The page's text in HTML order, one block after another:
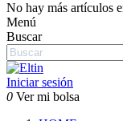
No hay más artículos
Menú
Buscar
Iniciar sesión
0 Ver mi bolsa